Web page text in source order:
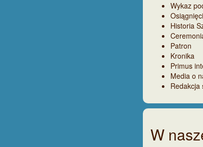
Wykaz
Historia
Patron
Kronika
Primus
Media o
Redakcja
W